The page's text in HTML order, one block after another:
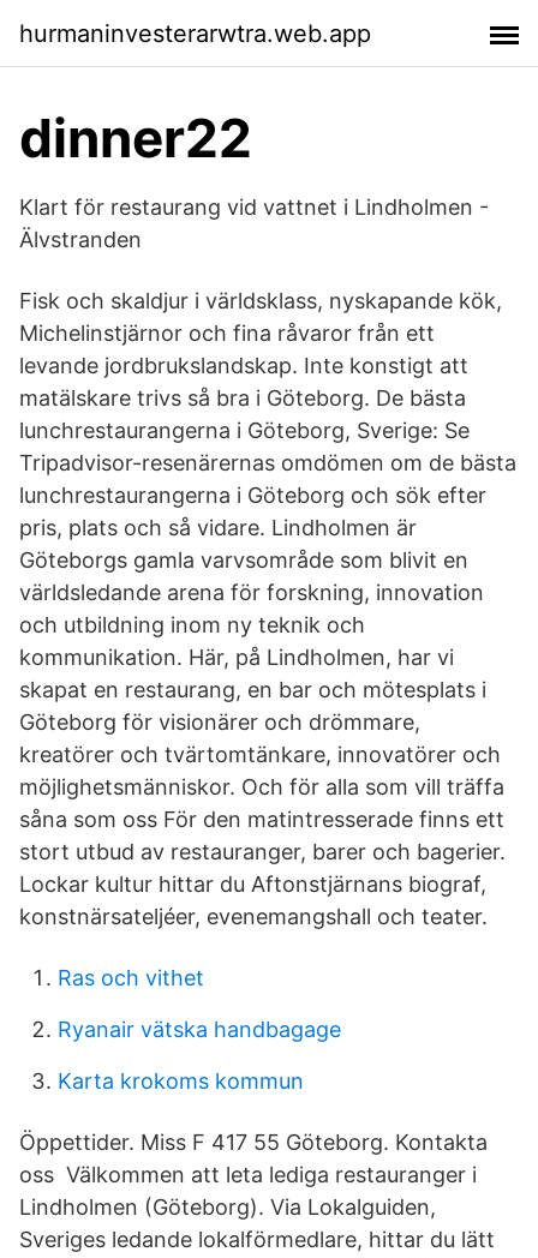
hurmaninvesterarwtra.web.app
dinner22
Klart för restaurang vid vattnet i Lindholmen -
Älvstranden
Fisk och skaldjur i världsklass, nyskapande kök,
Michelinstjärnor och fina råvaror från ett
levande jordbrukslandskap. Inte konstigt att
matälskare trivs så bra i Göteborg. De bästa
lunchrestaurangerna i Göteborg, Sverige: Se
Tripadvisor-resenärernas omdömen om de bästa
lunchrestaurangerna i Göteborg och sök efter
pris, plats och så vidare. Lindholmen är
Göteborgs gamla varvsområde som blivit en
världsledande arena för forskning, innovation
och utbildning inom ny teknik och
kommunikation. Här, på Lindholmen, har vi
skapat en restaurang, en bar och mötesplats i
Göteborg för visionärer och drömmare,
kreatörer och tvärtomtänkare, innovatörer och
möjlighetsmänniskor. Och för alla som vill träffa
såna som oss För den matintresserade finns ett
stort utbud av restauranger, barer och bagerier.
Lockar kultur hittar du Aftonstjärnans biograf,
konstnärsateljéer, evenemangshall och teater.
Ras och vithet
Ryanair vätska handbagage
Karta krokoms kommun
Öppettider. Miss F 417 55 Göteborg. Kontakta
oss Välkommen att leta lediga restauranger i
Lindholmen (Göteborg). Via Lokalguiden,
Sveriges ledande lokalförmedlare, hittar du lätt